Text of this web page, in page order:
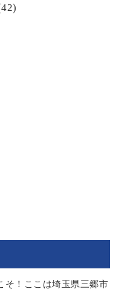
そ！ここは埼玉県三郷市